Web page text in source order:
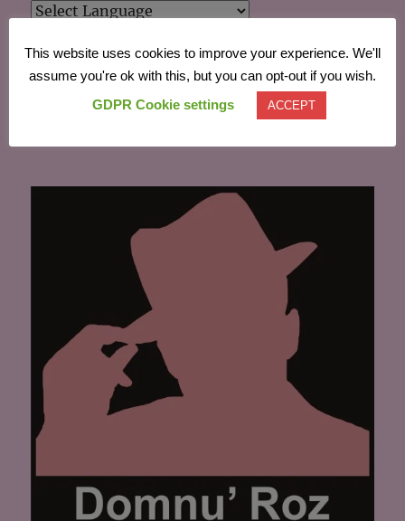
This website uses cookies to improve your experience. We'll
assume you're ok with this, but you can opt-out if you wish.
GDPR Cookie settings
ACCEPT